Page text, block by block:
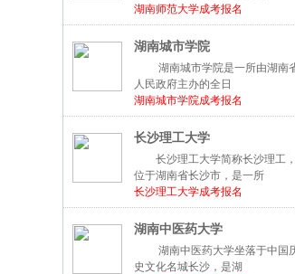
湖南师范大学成考报名
湖南城市学院
湖南城市学院是一所由湖南
人民政府主办的全日
湖南城市学院成考报名
长沙理工大学
长沙理工大学简称长沙理工，
位于湖南省长沙市，是一所
长沙理工大学成考报名
湖南中医药大学
湖南中医药大学坐落于中国
史文化名城长沙，是湖